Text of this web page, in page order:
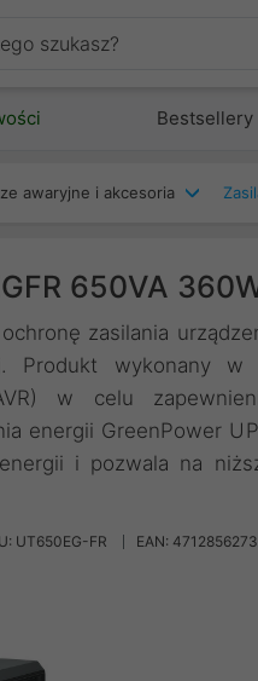
Bestsellery
awaryjne i akcesoria
650VA
zasilania
Produkt wykonany
w celu
energii GreenPower
i pozwala na
UT650EG-FR EAN: